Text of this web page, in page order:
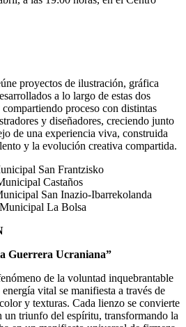
proyectos de ilustración, gráfica
a lo largo de estas dos
proceso con distintas
y diseñadores, creciendo junto
de una experiencia viva, construida
y la evolución creativa compartida.
San Frantzisko
Castaños
San Inazio-Ibarrekolanda
La Bolsa
Guerrera Ucraniana”
de la voluntad inquebrantable
vital se manifiesta a través de
y texturas. Cada lienzo se convierte
un triunfo del espíritu, transformando la